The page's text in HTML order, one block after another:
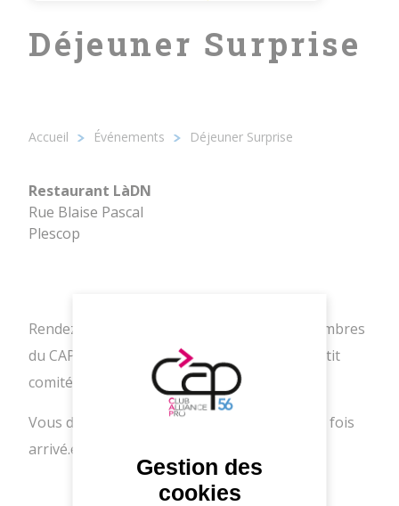
Déjeuner Surprise
Fil
Accueil Événements Déjeuner Surprise
Restaurant LàDN
Rue Blaise Pascal
Plescop
Rendez-vous à un déjeuner réunissant 5 membres
du CAP 56 pour un moment d'échange en petit
comité.
Vous découvrirez l'identité des convives, une fois
arrivé.e!
Gestion des
cookies